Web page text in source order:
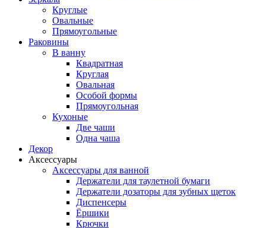
Круглые
Овальные
Прямоугольные
Раковины
В ванну
Квадратная
Круглая
Овальная
Особой формы
Прямоугольная
Кухоные
Две чаши
Одна чаша
Декор
Аксессуары
Аксессуары для ванной
Держатели для таулетной бумаги
Держатели дозаторы для зубных щеток
Диспенсеры
Ёршики
Крючки